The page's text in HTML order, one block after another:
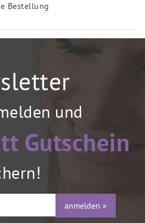
Bestellung
und
Gutschein
anmelden »